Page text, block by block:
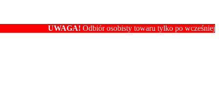
UWAGA!Odbiór osobisty towaru tylko po wcześniejszym